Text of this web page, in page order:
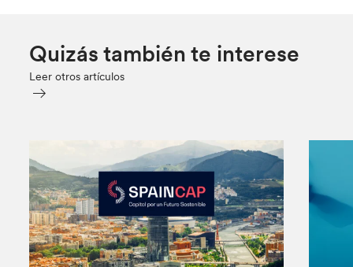
Quizás también te interese
Leer otros artículos